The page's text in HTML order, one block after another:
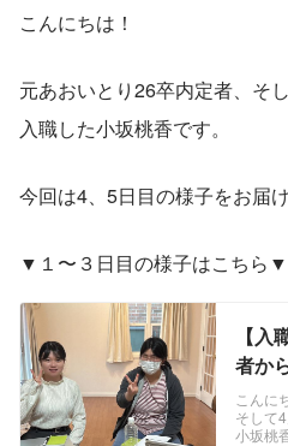
こんにちは！
元あおいとり26卒内定者、そ
入職した小坂桃香です。
今回は4、5日目の様子をお届け
▼１〜３日目の様子はこちら▼
【
者か
基礎
とり
こんに
そして
小坂桃